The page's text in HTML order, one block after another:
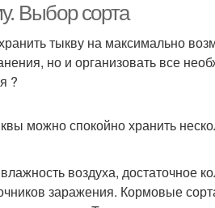
Выбор сорта
тыкву на максимально
но и организовать все
?
можно спокойно хранить
воздуха, достаточное
заражения. Кормовые